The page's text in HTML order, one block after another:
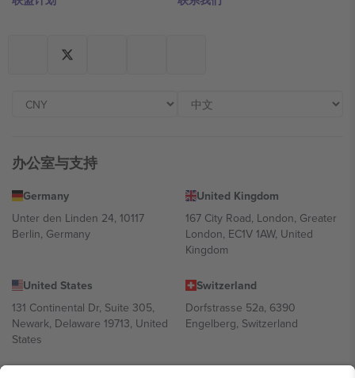
办公室与支持
Germany
Unter den Linden 24, 10117
Berlin, Germany
United Kingdom
167 City Road, London, Greater
London, EC1V 1AW, United
Kingdom
United States
131 Continental Dr, Suite 305,
Newark, Delaware 19713, United
States
Switzerland
Dorfstrasse 52a, 6390
Engelberg, Switzerland